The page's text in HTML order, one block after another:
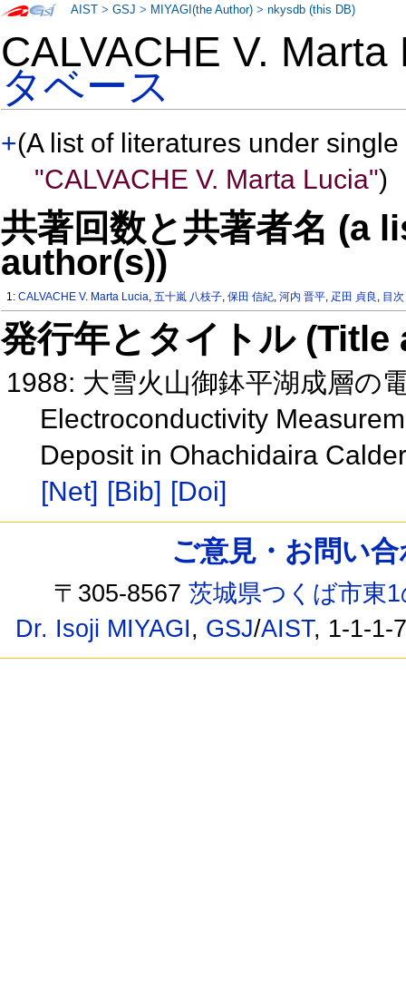
CALVACHE V.
タベース
+(A list of literatures under
"CALVACHE V. Marta Lucia")
共著回数と共著者名 (a
author(s))
1:CALVACHE V. Marta Lucia,五十嵐 八枝子,保田 信紀,河内 晋平, 疋田 貞良 , 目
発行年とタイトル
1988: 大雪火山御鉢平湖成層の
Electroconductivity
Deposit in Ohachidaira
[Net] [Bib] [Doi]
AIST >GSJ > MIYAGI(the Author) >nkysdb (this DB)
ご意見・お問い
〒305-8567茨城県つくば市東
Dr. Isoji MIYAGI, GSJ/AIST, 1-1-1-